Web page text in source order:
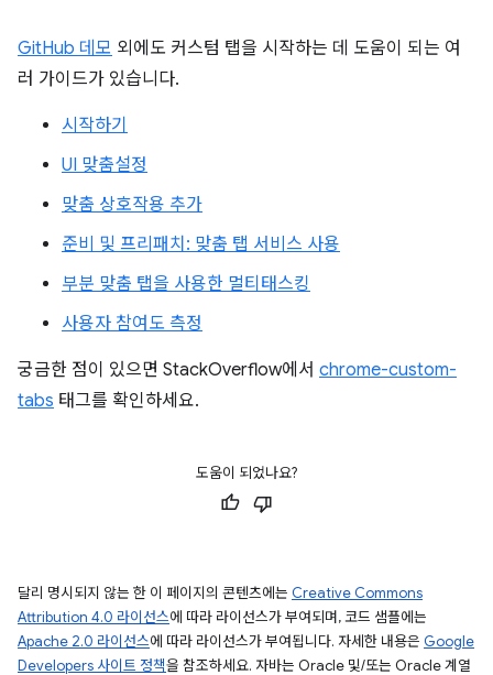
GitHub 데모 외에도 커스텀 탭을 시작하는 데 도움이 되는 여
러 가이드가 있습니다.
시작하기
UI 맞춤설정
맞춤 상호작용 추가
준비 및 프리패치: 맞춤 탭 서비스 사용
부분 맞춤 탭을 사용한 멀티태스킹
사용자 참여도 측정
궁금한 점이 있으면 StackOverflow에서 chrome-custom-
tabs 태그를 확인하세요.
도움이 되었나요?
달리 명시되지 않는 한 이 페이지의 콘텐츠에는 Creative Commons
Attribution 4.0 라이선스에 따라 라이선스가 부여되며, 코드 샘플에는
Apache 2.0 라이선스에 따라 라이선스가 부여됩니다. 자세한 내용은 Google
Developers 사이트 정책을 참조하세요. 자바는 Oracle 및/또는 Oracle 계열